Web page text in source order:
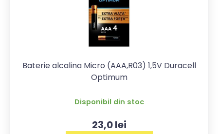
Baterie alcalina Micro (AAA,R03) 1,5V Duracell
Optimum
Disponibil din stoc
23,0lei